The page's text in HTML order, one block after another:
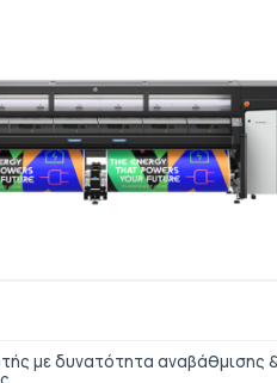
με δυνατότητα αναβάθμισης